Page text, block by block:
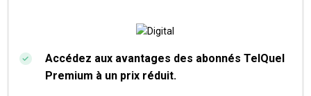
Accédez aux avantages des abonnés TelQuel
Premium à un prix réduit.